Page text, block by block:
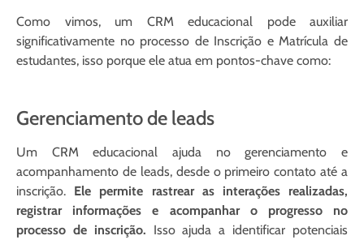
Como vimos, um CRM educacional pode auxiliar
significativamente no processo de Inscrição e Matrícula de
estudantes, isso porque ele atua em pontos-chave como:
Gerenciamento de leads
Um CRM educacional ajuda no gerenciamento e
acompanhamento de leads, desde o primeiro contato até a
inscrição. Ele permite rastrear as interações realizadas,
registrar informações e acompanhar o progresso no
processo de inscrição. Isso ajuda a identificar potenciais